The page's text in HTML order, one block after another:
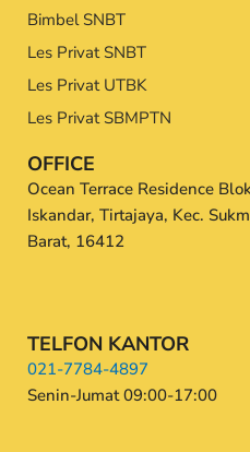
Bimbel SNBT
Les Privat SNBT
Les Privat UTBK
Les Privat SBMPTN
OFFICE
Ocean Terrace Residence
Iskandar, Tirtajaya, Kec.
Barat, 16412
TELFON KANTOR
021-7784-4897
Senin-Jumat 09:00-17:00